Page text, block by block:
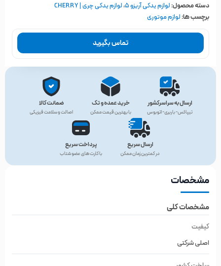
دسته محصول:لوازم یدکی آریزو 5 ،لوازم یدکی چری | CHERRY
برچسب ها:لوازم موتوری
تماس بگیرید
ارسال به سراسرکشور
تیپاکس- باربری- اتوبوس
خرید عمده و تک
با بهترین قیمت ممکن
ضمانت کالا
اصالت و سلامت فیزیکی
ارسال سریع
در کمترین زمان ممکن
پرداخت سریع
با کارت های عضو شتاب
مشخصات
مشخصات کلی
کیفیت
اصلی شرکتی